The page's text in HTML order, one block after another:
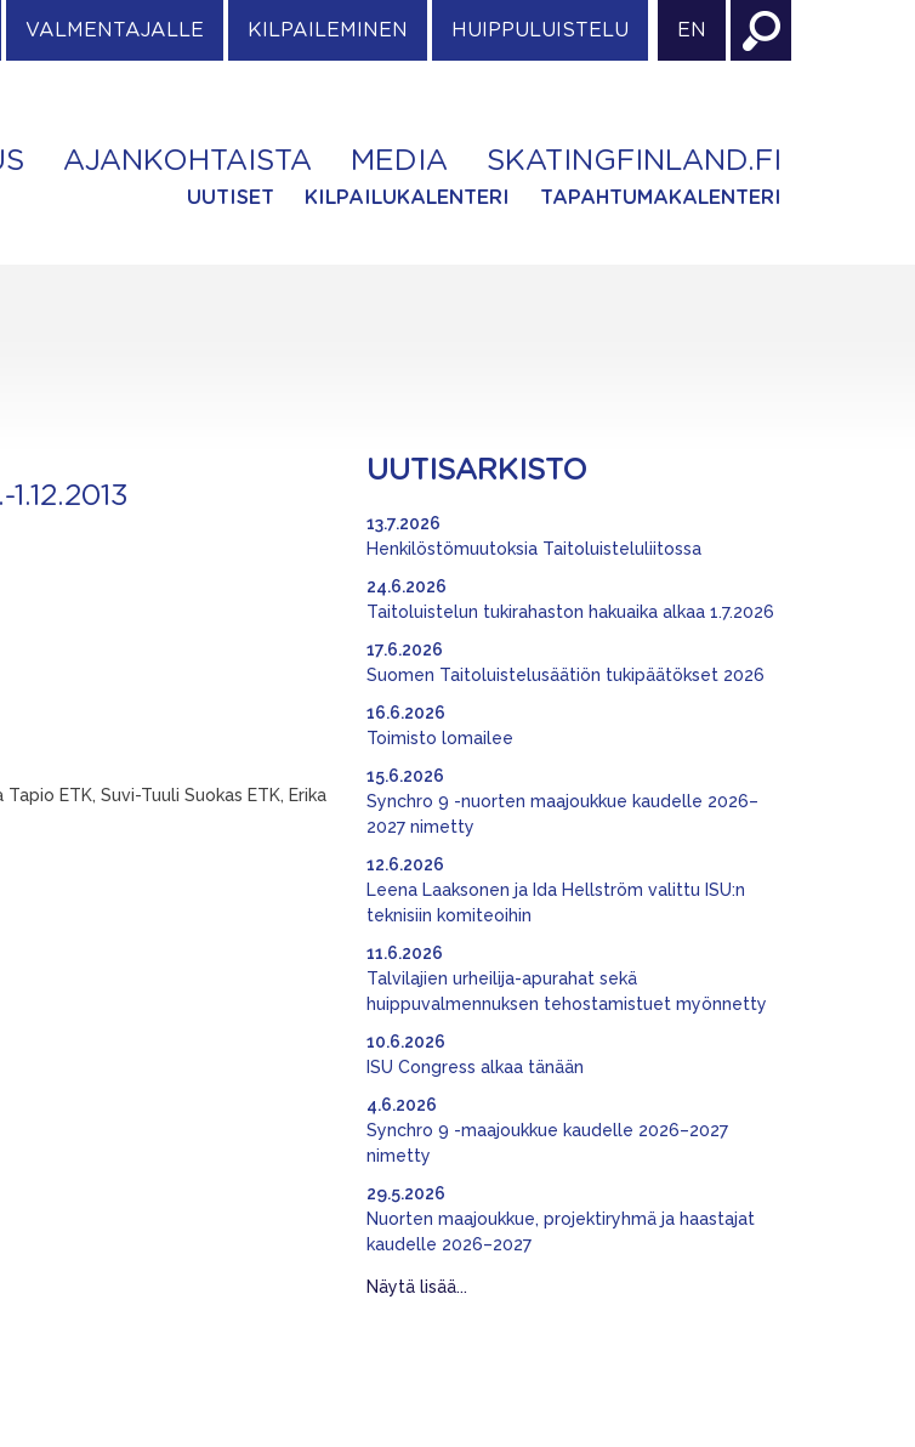
VALMENTAJALLE KILPAILEMINEN HUIPPULUISTELU EN
AJANKOHTAISTA MEDIA SKATINGFINLAND.FI
UUTISET KILPAILUKALENTERI TAPAHTUMAKALENTERI
ETK, Suvi-Tuuli Suokas ETK, Erika
UUTISARKISTO
Henkilöstömuutoksia Taitoluisteluliitossa
13.7.2026
Taitoluistelun tukirahaston hakuaika alkaa 1.7.2026
24.6.2026
Suomen Taitoluistelusäätiön tukipäätökset 2026
17.6.2026
Toimisto lomailee
16.6.2026
Synchro 9 -nuorten maajoukkue kaudelle 2026–
2027 nimetty
15.6.2026
Leena Laaksonen ja Ida Hellström valittu ISU:n
teknisiin komiteoihin
12.6.2026
Talvilajien urheilija-apurahat sekä
huippuvalmennuksen tehostamistuet myönnetty
11.6.2026
ISU Congress alkaa tänään
10.6.2026
Synchro 9 -maajoukkue kaudelle 2026–2027
nimetty
4.6.2026
Nuorten maajoukkue, projektiryhmä ja haastajat
kaudelle 2026–2027
29.5.2026
Näytä lisää...